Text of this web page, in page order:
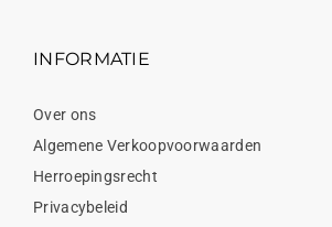
INFORMATIE
Over ons
Algemene Verkoopvoorwaarden
Herroepingsrecht
Privacybeleid